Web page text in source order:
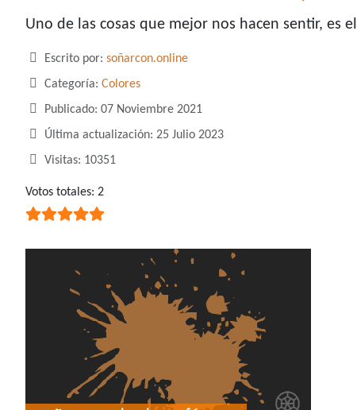
Uno de las cosas que mejor nos hacen sentir,
Detalles
Escrito por: soñarcon.online
Categoría: Colores
Publicado: 07 Noviembre 2021
Última actualización: 25 Julio 2023
Visitas: 10351
Ratio:5/5
Votos totales: 2